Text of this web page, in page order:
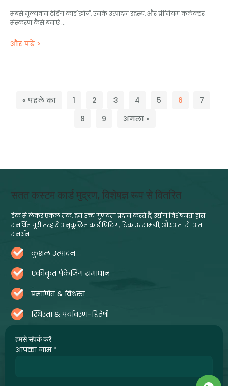
सबसे मूल्यवान ट्रेडिंग कार्ड खोजें, उनके उत्पादन रहस्य, और प्रीमियम कलेक्टर
संस्करण कैसे बनाएं ...
और पढ़ें >
« पहले का 1 2 3 4 5 6
7
8
9 अगला »
हमसे संपर्क करें
आपका नाम *
सतत कस्टम कार्ड मुद्रण, विशेषज्ञ रूप से वितरित
डेक से लेकर एकल तक, हम उच्च गुणवत्ता प्रदान करते हैं, उद्योग विशेषज्ञता द्वारा
समर्थित पूरी तरह से अनुकूलित कार्ड प्रिंटिंग, टिकाऊ सामग्री, और अंत-से-अंत
समर्थन.
कुशल उत्पादन
एकीकृत पैकेजिंग समाधान
प्रमाणित & विश्वस्त
स्थिरता & पर्यावरण-हितैषी